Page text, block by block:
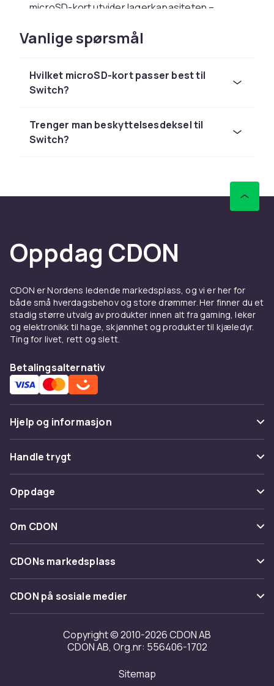
microSD-kort utvider lagerkapasiteten –
microSD-kort på 128–512 GB fra Samsung,
SanDisk eller Lexar gir rikelig med plass.
Oppbevaring og reisetilbehør
skjermbeskyttere er en smart investering.
HORI og PowerA tilbyr populære Nintendo
Se Nintendo Switch-kontrollere og Joy-Con.
Hos CDON finner du Nintendo-produkter til
konkurransedyktige priser med rask levering
Vanlige spørsmål
Hvilket microSD-kort passer best til
Switch?
Trenger man beskyttelsesdeksel til
Switch?
Oppdag CDON
CDON er Nordens ledende markedsplass, og vi er her for
både små hverdagsbehov og store drømmer. Her finner du et
stadig større utvalg av produkter innen alt fra gaming, leker
og elektronikk til hage, skjønnhet og produkter til kjæledyr.
Ting for livet, rett og slett.
Betalingsalternativ
Hjelp og informasjon
Vanlige spørsmål
Spor pakke
Angre & returner her
Kontakt oss
Handle trygt
Betaling
Levering
Tilbakekallinger
Oppdage
Kategorier
Varemerker
Om CDON
Om oss
Kundeanmeldelser
Jobbe på CDON
Investor relations
Tilgjengelighet
CDONs markedsplass
Merchant Help Center
CDON på sosiale medier
Copyright © 2010-2026 CDON AB
CDON AB, Org.nr: 556406-1702
Sitemap